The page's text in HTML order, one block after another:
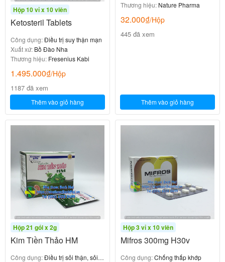
Hộp 10 vỉ x 10 viên
Ketosteril Tablets
Công dụng:Điều trị suy thận mạn
Xuất xứ: Bồ Đào Nha
Thương hiệu: Fresenius Kabi
1.495.000₫/Hộp
1187 đã xem
Thêm vào giỏ hàng
Thương hiệu: Nature Pharma
32.000₫/Hộp
445 đã xem
Thêm vào giỏ hàng
Hộp 21 gói x 2g
Kim Tiền Thảo HM
Công dụng:Điều trị sỏi thận, sỏi
Hộp 3 vỉ x 10 viên
Mifros 300mg H30v
Công dụng:Chống thấp khớp